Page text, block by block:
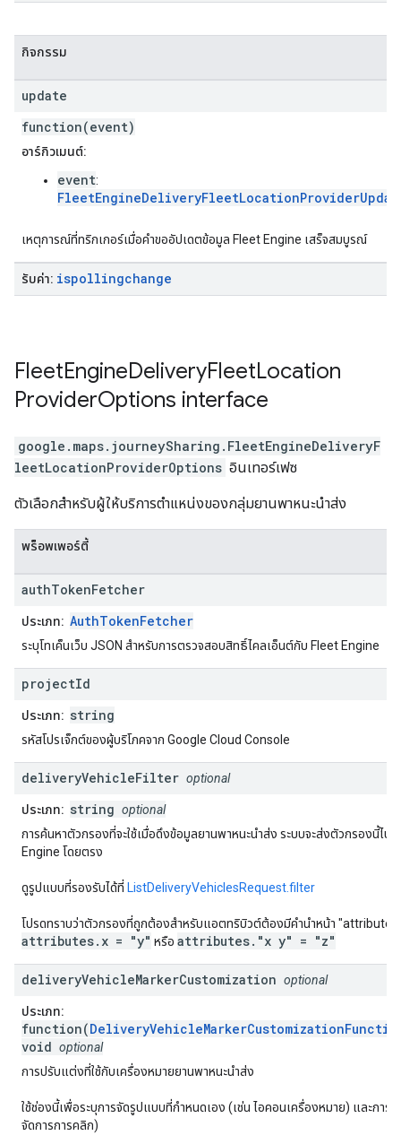
กิจกรรม
update
function(event)
อาร์กิวเมนต์:
event:
เหตุการณ์ที่ทริกเกอร์เมื่อคำขออัปเดตข้อมูล Fleet Engine เสร็จสมบูรณ์
รับค่า: ispollingchange
FleetEngineDeliveryFleetLocation
ProviderOptions interface
google.maps.journeySharing . FleetEngineDeliveryF
leetLocationProviderOptions อินเทอร์เฟซ
ตัวเลือกสำหรับผู้ให้บริการตำแหน่งของกลุ่มยานพาหนะนำส่ง
พร็อพเพอร์ตี้
authTokenFetcher
ประเภท: AuthTokenFetcher
ระบุโทเค็นเว็บ JSON สำหรับการตรวจสอบสิทธิ์ไคลเอ็นต์กับ Fleet Engine
projectId
ประเภท: string
รหัสโปรเจ็กต์ของผู้บริโภคจาก Google Cloud Console
deliveryVehicleFilter optional
ประเภท: string optional
การค้นหาตัวกรองที่จะใช้เมื่อดึงข้อมูลยานพาหนะนำส่ง ระบบจะส่งตัวกรองนี้ไป
Engine โดยตรง
ดูรูปแบบที่รองรับได้ที่ ListDeliveryVehiclesRequest.filter
โปรดทราบว่าตัวกรองที่ถูกต้องสำหรับแอตทริบิวต์ต้องมีคำนำหน้า
attributes.x = "y" หรือ attributes."x y" = "z"
deliveryVehicleMarkerCustomization optional
ประเภท:
function(
void optional
การปรับแต่งที่ใช้กับเครื่องหมายยานพาหนะนำส่ง
ใช้ช่องนี้เพื่อระบุการจัดรูปแบบที่กำหนดเอง (เช่น ไอคอนเครื่องหมาย) และการโ
จัดการการคลิก)